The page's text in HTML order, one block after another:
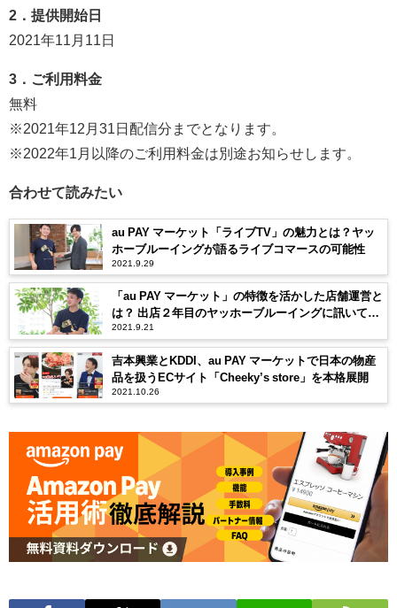
2．提供開始日
2021年11月11日
3．ご利用料金
無料
※2021年12月31日配信分までとなります。
※2022年1月以降のご利用料金は別途お知らせします。
合わせて読みたい
au PAY マーケット「ライブTV」の魅力とは？ヤッ
ホーブルーイングが語るライブコマースの可能性
2021.9.29
「au PAY マーケット」の特徴を活かした店舗運営と
は？ 出店２年目のヤッホーブルーイングに訊いてみ
た
2021.9.21
吉本興業とKDDI、au PAY マーケットで日本の物産
品を扱うECサイト「Cheeky’s store」を本格展開
2021.10.26